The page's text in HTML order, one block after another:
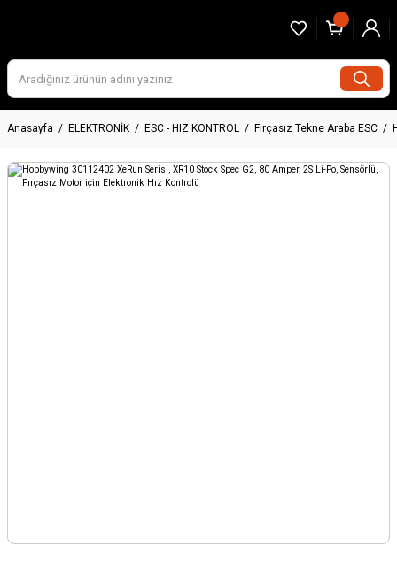
Anasayfa ELEKTRONİK ESC - HIZ KONTROL Fırçasız Tekne Araba ESC